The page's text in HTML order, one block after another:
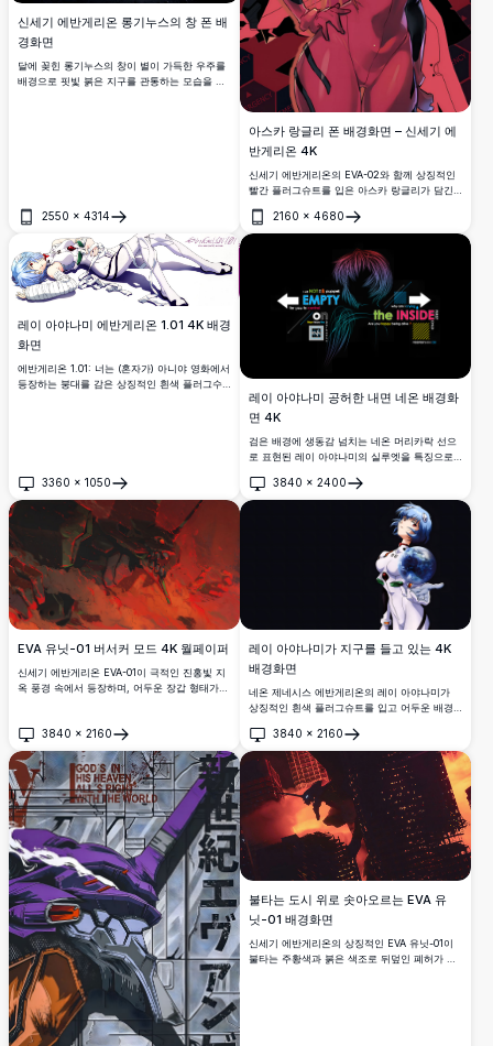
신세기 에반게리온 롱기누스의 창 폰 배
경화면
달에 꽂힌 롱기누스의 창이 별이 가득한 우주를
배경으로 핏빛 붉은 지구를 관통하는 모습을 담
2550 × 4314
열기
아스카 랑글리 폰 배경화면 – 신세기 에
반게리온 4K
신세기 에반게리온의 EVA-02와 함께 상징적인
빨간 플러그슈트를 입은 아스카 랑글리가 담긴
고해상도 폰 배경화면입니다. 강렬한 붉은 색감,
역동적인 구도, 비상 시스템 UI 요소가 어우러져
stunning한 4K 애니메이션 감성을 연출합니다.
2160 × 4680
열기
레이 아야나미 에반게리온 1.01 4K 배경
화면
에반게리온 1.01: 너는 (혼자가) 아니야 영화에서
등장하는 붕대를 감은 상징적인 흰색 플러그수
3360 × 1050
열기
레이 아야나미 공허한 내면 네온 배경화
면 4K
검은 배경에 생동감 넘치는 네온 머리카락 선으
로 표현된 레이 아야나미의 실루엣을 특징으로
로, 공허함, 통제, 존재에 관한 감성적인 타이포
그래피 인용구로 둘러싸여 있습니다.
3840 × 2400
열기
EVA 유닛-01 버서커 모드 4K 월페이퍼
신세기 에반게리온 EVA-01이 극적인 진홍빛 지
옥 풍경 속에서 등장하며, 어두운 장갑 형태가
라운 고해상도 디지털 아트워크입니다.
3840 × 2160
열기
레이 아야나미가 지구를 들고 있는 4K
배경화면
네온 제네시스 에반게리온의 레이 아야나미가
상징적인 흰색 플러그슈트를 입고 어두운 배경
조명과 디테일이 돋보이는 놀라운 4K 고해상도
애니메이션 배경화면.
3840 × 2160
열기
불타는 도시 위로 솟아오르는 EVA 유
닛-01 배경화면
신세기 에반게리온의 상징적인 EVA 유닛-01이
불타는 주황색과 붉은 색조로 뒤덮인 폐허가 된